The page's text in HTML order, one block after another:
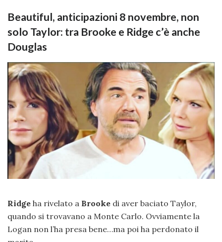
Beautiful, anticipazioni 8 novembre, non
solo Taylor: tra Brooke e Ridge c’è anche
Douglas
Ridge ha rivelato a Brooke di aver baciato Taylor,
quando si trovavano a Monte Carlo. Ovviamente la
Logan non l’ha presa bene…ma poi ha perdonato il